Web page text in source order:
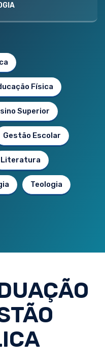
Física
Superior
Gestão Escolar
Literatura
Teologia